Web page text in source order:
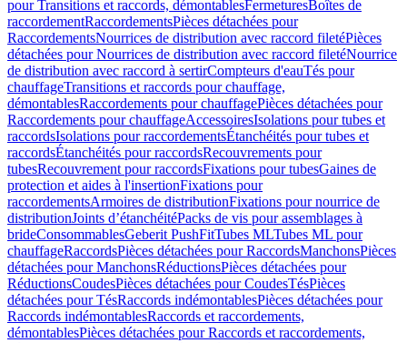
pour Transitions et raccords, démontablesFermeturesBoîtes de
raccordementRaccordementsPièces détachées pour
RaccordementsNourrices de distribution avec raccord filetéPièces
détachées pour Nourrices de distribution avec raccord filetéNourrice
de distribution avec raccord à sertirCompteurs d'eauTés pour
chauffageTransitions et raccords pour chauffage,
démontablesRaccordements pour chauffagePièces détachées pour
Raccordements pour chauffageAccessoiresIsolations pour tubes et
raccordsIsolations pour raccordementsÉtanchéités pour tubes et
raccordsÉtanchéités pour raccordsRecouvrements pour
tubesRecouvrement pour raccordsFixations pour tubesGaines de
protection et aides à l'insertionFixations pour
raccordementsArmoires de distributionFixations pour nourrice de
distributionJoints d’étanchéitéPacks de vis pour assemblages à
brideConsommablesGeberit PushFitTubes MLTubes ML pour
chauffageRaccordsPièces détachées pour RaccordsManchonsPièces
détachées pour ManchonsRéductionsPièces détachées pour
RéductionsCoudesPièces détachées pour CoudesTésPièces
détachées pour TésRaccords indémontablesPièces détachées pour
Raccords indémontablesRaccords et raccordements,
démontablesPièces détachées pour Raccords et raccordements,